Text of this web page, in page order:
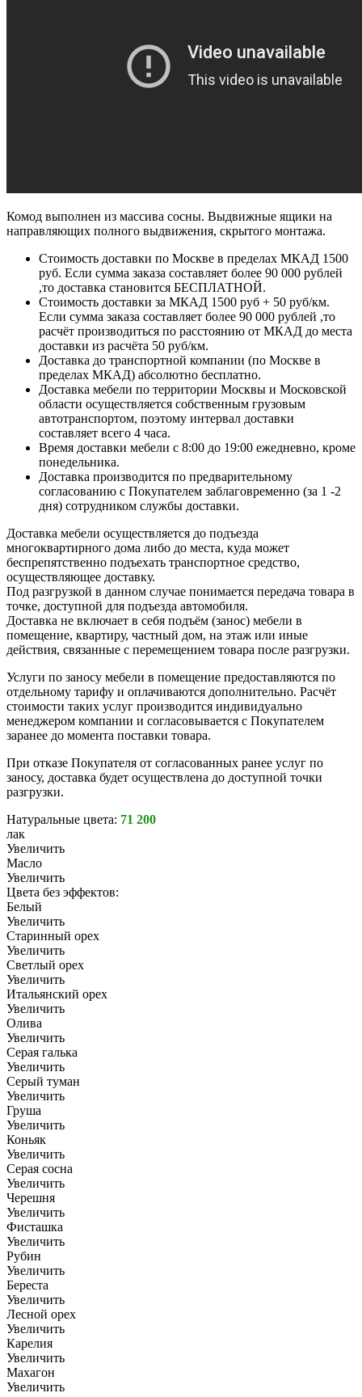
Комод выполнен из массива сосны. Выдвижные ящики на
направляющих полного выдвижения, скрытого монтажа.
Стоимость доставки по Москве в пределах МКАД 1500
руб. Если сумма заказа составляет более 90 000 рублей
,то доставка становится БЕСПЛАТНОЙ.
Стоимость доставки за МКАД 1500 руб + 50 руб/км.
Если сумма заказа составляет более 90 000 рублей ,то
расчёт производиться по расстоянию от МКАД до места
доставки из расчёта 50 руб/км.
Доставка до транспортной компании (по Москве в
пределах МКАД) абсолютно бесплатно.
Доставка мебели по территории Москвы и Московской
области осуществляется собственным грузовым
автотранспортом, поэтому интервал доставки
составляет всего 4 часа.
Время доставки мебели с 8:00 до 19:00 ежедневно, кроме
понедельника.
Доставка производится по предварительному
согласованию с Покупателем заблаговременно (за 1 -2
дня) сотрудником службы доставки.
Доставка мебели осуществляется до подъезда
многоквартирного дома либо до места, куда может
беспрепятственно подъехать транспортное средство,
осуществляющее доставку.
Под разгрузкой в данном случае понимается передача товара в
точке, доступной для подъезда автомобиля.
Доставка не включает в себя подъём (занос) мебели в
помещение, квартиру, частный дом, на этаж или иные
действия, связанные с перемещением товара после разгрузки.
Услуги по заносу мебели в помещение предоставляются по
отдельному тарифу и оплачиваются дополнительно. Расчёт
стоимости таких услуг производится индивидуально
менеджером компании и согласовывается с Покупателем
заранее до момента поставки товара.
При отказе Покупателя от согласованных ранее услуг по
заносу, доставка будет осуществлена до доступной точки
разгрузки.
Натуральные цвета: 71 200
лак
Увеличить
Масло
Увеличить
Цвета без эффектов:
Белый
Увеличить
Старинный орех
Увеличить
Светлый орех
Увеличить
Итальянский орех
Увеличить
Олива
Увеличить
Серая галька
Увеличить
Серый туман
Увеличить
Груша
Увеличить
Коньяк
Увеличить
Серая сосна
Увеличить
Черешня
Увеличить
Фисташка
Увеличить
Рубин
Увеличить
Береста
Увеличить
Лесной орех
Увеличить
Карелия
Увеличить
Махагон
Увеличить